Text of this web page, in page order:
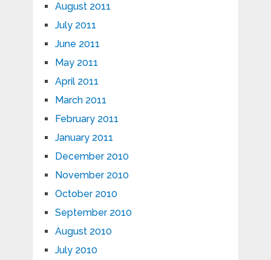
August 2011
July 2011
June 2011
May 2011
April 2011
March 2011
February 2011
January 2011
December 2010
November 2010
October 2010
September 2010
August 2010
July 2010